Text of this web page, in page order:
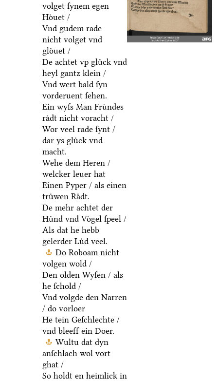
volget ſynem egen
Hoͤuet /
Vnd gudem rade
nicht volget vnd
gloͤuet /
De achtet vp gluͤck vnd
heyl gantz klein /
Vnd wert bald ſyn
vorderuent ſehen.
Ein wyſs Man Fruͤndes
raͤdt nicht voracht /
Wor veel rade ſynt /
dar ys gluͤck vnd
macht.
Wehe dem Heren /
welcker leuer hat
Einen Pyper / als einen
truͤwen Raͤdt.
De mehr achtet der
Huͤnd vnd Voͤgel ſpeel /
Als dat he hebb
gelerder Luͤd veel.
Do Roboam nicht
volgen wold /
Den olden Wyſen / als
he ſchold /
Vnd volgde den Narren
/ do vorloer
He tein Geſchlechte /
vnd bleeff ein Doer.
Wultu dat dyn
anſchlach wol vort
ghat /
So holdt en heimlick in